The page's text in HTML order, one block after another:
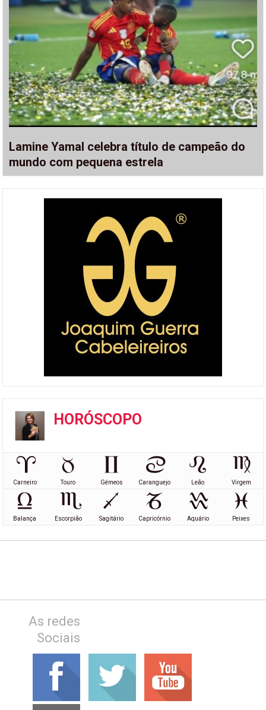
Lamine Yamal celebra título de campeão do
mundo com pequena estrela
HORÓSCOPO
Carneiro Touro Gémeos Caranguejo Leão Virgem
Balança Escorpião Sagitário Capricórnio Aquário Peixes
As redes
Sociais